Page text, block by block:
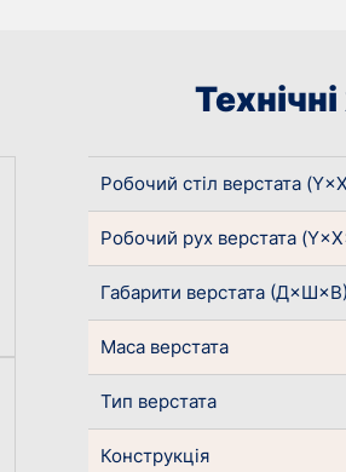
Робочий стіл верстата
Робочий рух верстата
Габарити верстата (Д×Ш×В)
Маса верстата
Тип верстата
Конструкція